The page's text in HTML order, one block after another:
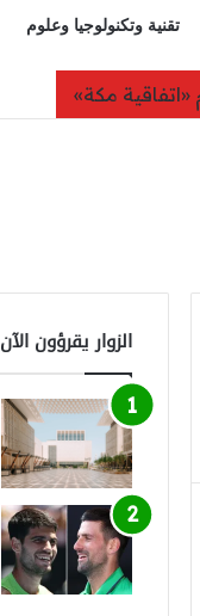
تقنية وتكنولوجيا وعلوم
الزوار يقرؤون الآن